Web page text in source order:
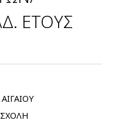
ΕΤΟΥΣ